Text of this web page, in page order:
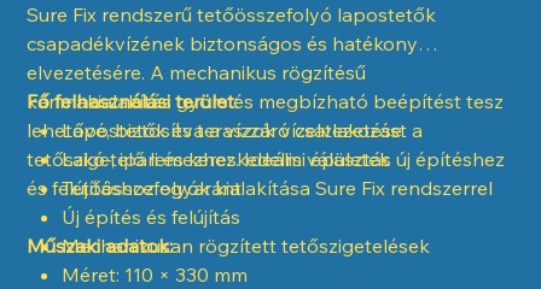
Sure Fix rendszerű tetőösszefolyó lapostetők
csapadékvízének biztonságos és hatékony
elvezetésére. A mechanikus rögzítésű
karimakialakítás gyors és megbízható beépítést tesz
lehetővé, biztosítva a vízzáró csatlakozást a
tetőszigetelő lemezhez. Ideális választás új építéshez
és felújításhoz egyaránt.
Fő felhasználási terület:
Lapostetők és teraszok vízelvezetése
Lakó-, ipari és kereskedelmi épületek
Tetőösszefolyók kialakítása Sure Fix rendszerrel
Új építés és felújítás
Mechanikusan rögzített tetőszigetelések
Műszaki adatok:
Méret: 110 × 330 mm